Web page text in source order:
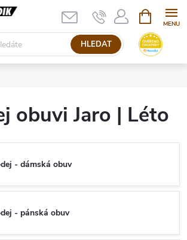
HLEDAT
NÁKUPNÍ
KOŠÍK
obuvi Jaro | Léto
- dámská obuv
- pánská obuv